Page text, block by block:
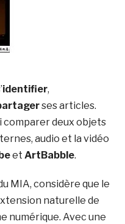
identifier,
ses articles.
deux objets
audio et la vidéo
et ArtBabble.
MIA, considère que le
naturelle de
numérique. Avec une